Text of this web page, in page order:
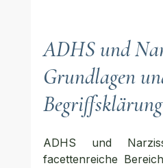
ADHS und
Grundlagen
Begriffsklärung
ADHS und
facettenreiche